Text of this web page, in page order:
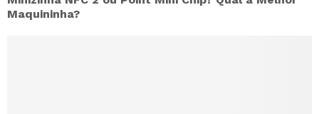
Maquininha?